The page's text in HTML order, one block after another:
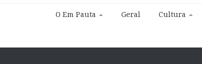
O Em Pauta Geral Cultura